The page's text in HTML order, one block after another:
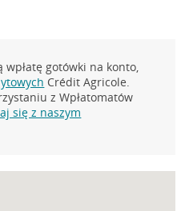
wpłatę gotówki na konto,
Crédit Agricole.
z Wpłatomatów
się z naszym